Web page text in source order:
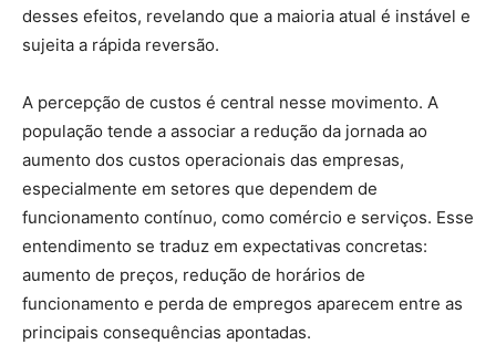
desses efeitos, revelando que a maioria atual é instável e
sujeita a rápida reversão.
A percepção de custos é central nesse movimento. A
população tende a associar a redução da jornada ao
aumento dos custos operacionais das empresas,
especialmente em setores que dependem de
funcionamento contínuo, como comércio e serviços. Esse
entendimento se traduz em expectativas concretas:
aumento de preços, redução de horários de
funcionamento e perda de empregos aparecem entre as
principais consequências apontadas.